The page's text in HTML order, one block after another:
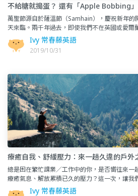
不給糖就搗蛋？ 還有「Apple Bobbing
傳說與習俗
萬聖節源自於薩溫節（Samhain），慶祝新年的
天來臨。兩千年過去，即使我們不在英國或愛爾
節的氣味飄盪在入冬的巷弄中？為什麼「不給糖
Ivy 常春藤英語
2019/10/31
療癒自我、舒緩壓力：來一趟久違的戶外
總是困在繁忙課業／工作中的你，是否嚮往來一
療癒氣息、解放累積已久的壓力？這一次，讓我
外運動，也可以好好計畫一下你的假期喔！美國
Ivy 常春藤英語